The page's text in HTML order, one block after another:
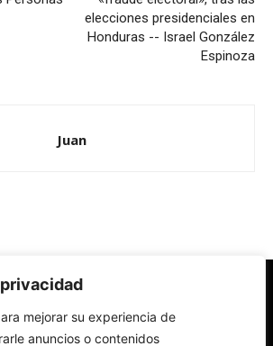
mejorar su experiencia de
anuncios o contenidos
elecciones presidenciales en
Honduras -- Israel González
Espinoza
Juan
sobre la Iglesia católica y la sociedad